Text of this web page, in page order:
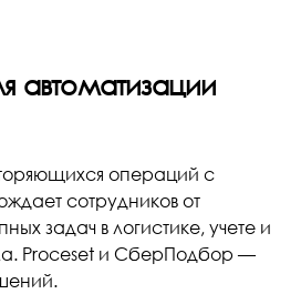
автоматизации
операций с
сотрудников от
задач в логистике, учете и
Proceset и СберПодбор —